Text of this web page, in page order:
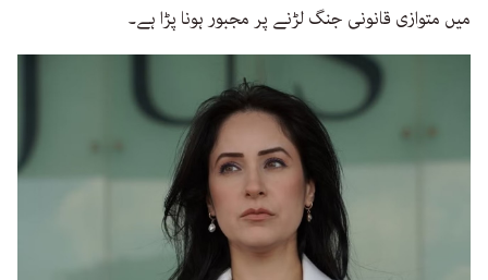
میں متوازی قانونی جنگ لڑنے پر مجبور ہونا پڑا ہے۔